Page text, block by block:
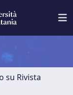
su Rivista